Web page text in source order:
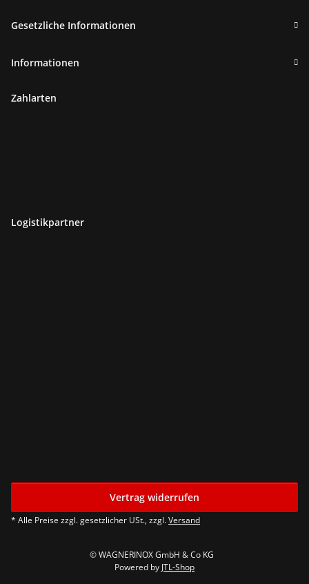
Gesetzliche Informationen
Informationen
Zahlarten
Logistikpartner
Vertrag widerrufen
* Alle Preise zzgl. gesetzlicher USt., zzgl.Versand
© WAGNERINOX GmbH & Co KG
Powered by JTL-Shop